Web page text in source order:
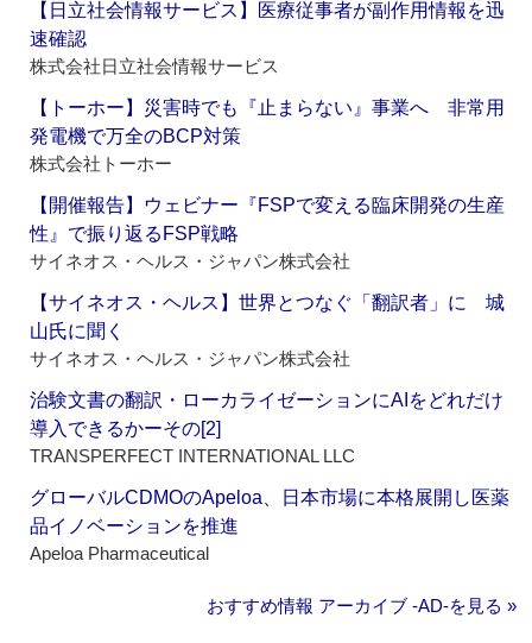
【日立社会情報サービス】医療従事者が副作用情報を迅
速確認
株式会社日立社会情報サービス
【トーホー】災害時でも『止まらない』事業へ 非常用
発電機で万全のBCP対策
株式会社トーホー
【開催報告】ウェビナー『FSPで変える臨床開発の生産
性』で振り返るFSP戦略
サイネオス・ヘルス・ジャパン株式会社
【サイネオス・ヘルス】世界とつなぐ「翻訳者」に 城
山氏に聞く
サイネオス・ヘルス・ジャパン株式会社
治験文書の翻訳・ローカライゼーションにAIをどれだけ
導入できるかーその[2]
TRANSPERFECT INTERNATIONAL LLC
グローバルCDMOのApeloa、日本市場に本格展開し医薬
品イノベーションを推進
Apeloa Pharmaceutical
おすすめ情報 アーカイブ ‐AD‐を見る »